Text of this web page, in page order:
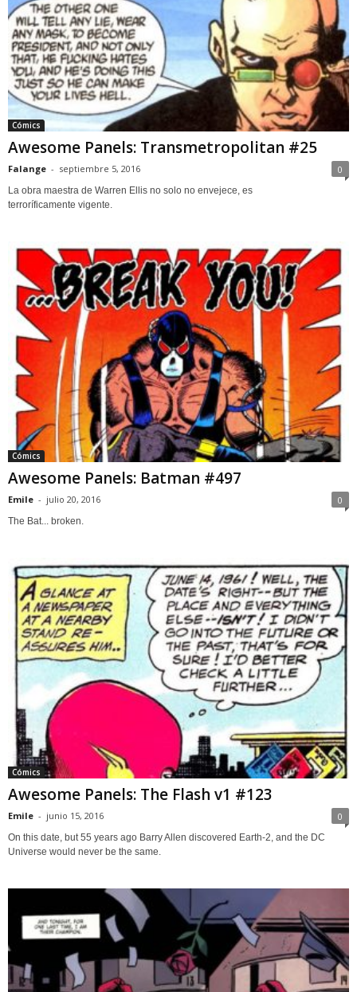
Cómics
Awesome Panels: Transmetropolitan #25
Falange - septiembre 5, 2016 0
La obra maestra de Warren Ellis no solo no envejece, es
terroríficamente vigente.
Cómics
Awesome Panels: Batman #497
Emile - julio 20, 2016 0
The Bat... broken.
Cómics
Awesome Panels: The Flash v1 #123
Emile - junio 15, 2016 0
On this date, but 55 years ago Barry Allen discovered Earth-2, and the DC
Universe would never be the same.